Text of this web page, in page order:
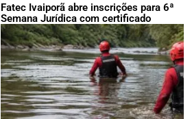
Fatec Ivaiporã abre inscrições para 6ª
Semana Jurídica com certificado